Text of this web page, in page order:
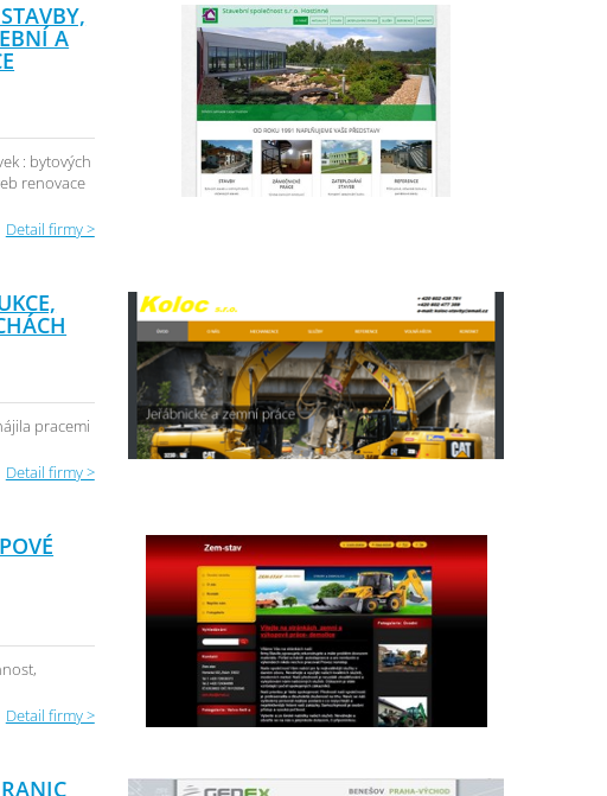
A
: bytových
renovace
Detail firmy >
pracemi
Detail firmy >
Detail firmy >